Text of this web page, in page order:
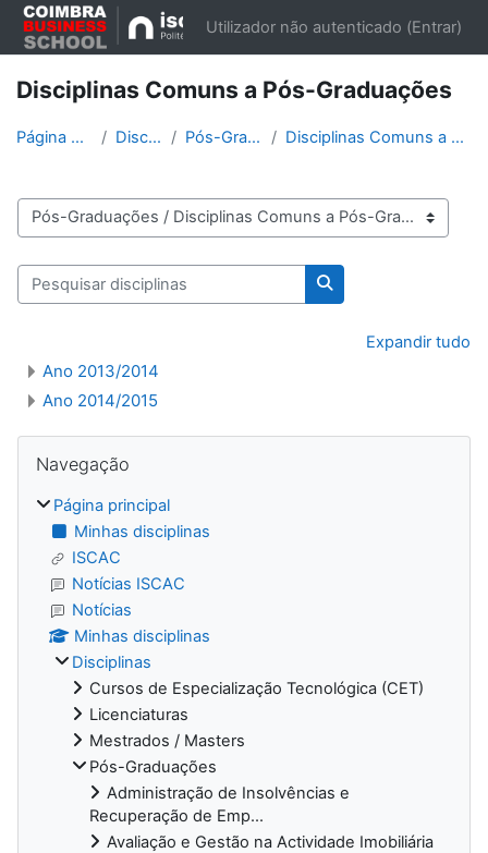
Ir para o conteúdo principal
Utilizador não autenticado (Entrar)
Disciplinas Comuns a Pós-Graduações
Página principal Disciplinas Pós-Graduações Disciplinas Comuns a Pós-Graduações
Categorias de disciplinas
Pesquisar disciplinas
Pesquisar disciplinas
Expandir tudo
Ano 2013/2014
Ano 2014/2015
Blocos
Navegação
Página principal
Minhas disciplinas
ISCAC
Notícias ISCAC
Notícias
Minhas disciplinas
Disciplinas
Cursos de Especialização Tecnológica (CET)
Licenciaturas
Mestrados / Masters
Pós-Graduações
Administração de Insolvências e
Recuperação de Emp...
Avaliação e Gestão na Actividade Imobiliária